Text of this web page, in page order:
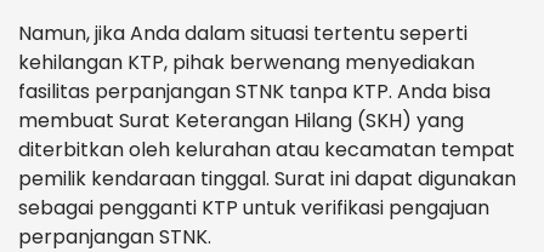
Namun, jika Anda dalam situasi tertentu seperti
kehilangan KTP, pihak berwenang menyediakan
fasilitas perpanjangan STNK tanpa KTP. Anda bisa
membuat Surat Keterangan Hilang (SKH) yang
diterbitkan oleh kelurahan atau kecamatan tempat
pemilik kendaraan tinggal. Surat ini dapat digunakan
sebagai pengganti KTP untuk verifikasi pengajuan
perpanjangan STNK.